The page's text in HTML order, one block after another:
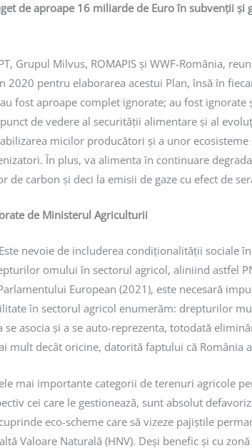
de aproape 16 miliarde de Euro în subvenții
Grupul Milvus, ROMAPIS și WWF-România,
2020 pentru elaborarea acestui Plan, însă în
fost aproape complet ignorate; au fost
de vedere al securității alimentare și al
micilor producători și a unor
În plus, va alimenta în continuare
de carbon și deci la emisii de gaze cu efect de
de Ministerul Agriculturii
Este nevoie de includerea condiționalității sociale
omului în sectorul agricol, aliniind astfel
European (2021), este necesară
în sectorul agricol enumerăm: drepturilor
se asocia și a se auto-reprezenta, totodată
mult decât oricine, datorită faptului că
mai importante categorii de terenuri agricole
cei care le gestionează, sunt absolut
cuprinde eco-scheme care să vizeze pajiștile
Valoare Naturală (HNV). Deși benefic și cu